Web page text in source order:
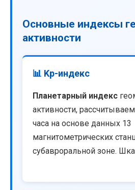
Основные индексы
активности
📊 Kp-индекс
Планетарный индекс
активности,
часа на основе данных 13
магнитометрических
субавроральной зоне.